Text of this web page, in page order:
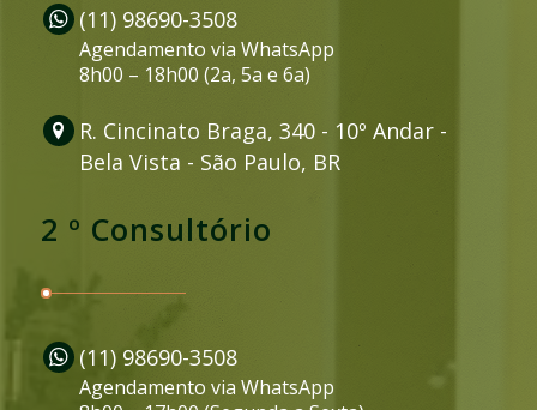
(11) 98690-3508
Agendamento via WhatsApp
8h00 – 18h00 (2a, 5a e 6a)
R. Cincinato Braga, 340 - 10º Andar -
Bela Vista - São Paulo, BR
2 º Consultório
(11) 98690-3508
Agendamento via WhatsApp